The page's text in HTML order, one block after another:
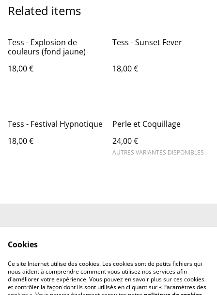
Related items
Tess - Explosion de
couleurs (fond jaune)
18,00 €
Tess - Sunset Fever
18,00 €
Tess - Festival Hypnotique
18,00 €
Perle et Coquillage
24,00 €
AUTRES VARIANTES DISPONIBLES
Confidentialité
Nous contacter
Cookies
Ce site Internet utilise des cookies. Les cookies sont de petits fichiers qui
nous aident à comprendre comment vous utilisez nos services afin
d'améliorer votre expérience. Vous pouvez en savoir plus sur ces cookies
et contrôler la façon dont ils sont utilisés en cliquant sur « Paramètres des